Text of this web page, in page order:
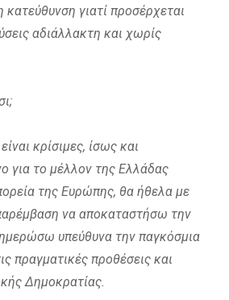
κατεύθυνση γιατί προσέρχεται
αδιάλλακτη και χωρίς
κρίσιμες, ίσως και
για το μέλλον της Ελλάδας
της Ευρώπης, θα ήθελα με
να αποκαταστήσω την
υπεύθυνα την παγκόσμια
πραγματικές προθέσεις και
Δημοκρατίας.